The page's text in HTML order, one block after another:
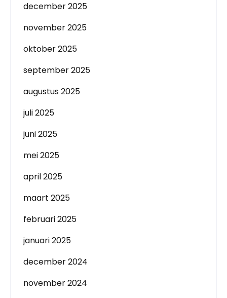
december 2025
november 2025
oktober 2025
september 2025
augustus 2025
juli 2025
juni 2025
mei 2025
april 2025
maart 2025
februari 2025
januari 2025
december 2024
november 2024